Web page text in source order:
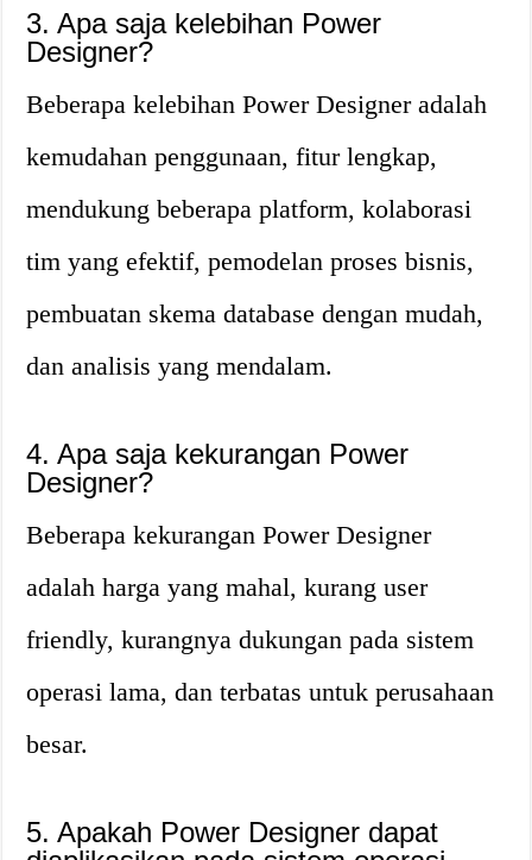
3. Apa saja kelebihan Power
Designer?
Beberapa kelebihan Power Designer adalah
kemudahan penggunaan, fitur lengkap,
mendukung beberapa platform, kolaborasi
tim yang efektif, pemodelan proses bisnis,
pembuatan skema database dengan mudah,
dan analisis yang mendalam.
4. Apa saja kekurangan Power
Designer?
Beberapa kekurangan Power Designer
adalah harga yang mahal, kurang user
friendly, kurangnya dukungan pada sistem
operasi lama, dan terbatas untuk perusahaan
besar.
5. Apakah Power Designer dapat